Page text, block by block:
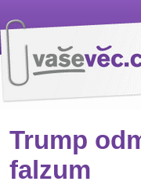
Trump
falzum